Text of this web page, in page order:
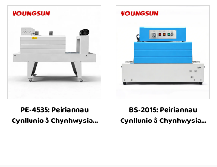
Thermol, Peiriannau
Cynllunio â Chynhwysiad
Thermol ar gyfer Llyfrau,
Botelau a Phackio Eitemau
Eraill gan ddefnyddio Ffilm
Plastig
â Chynhwysiad Thermol,
Peiriannau Cynllunio â
Chynhwysiad Thermol,
Offer Pacio â Chynhwysiad
Thermol ar gyfer Bocsiau
PE-4535: Peiriannau
Cynllunio â Chynhwysiad
BS-2015: Peiriannau
Cynllunio â Chynhwysiad